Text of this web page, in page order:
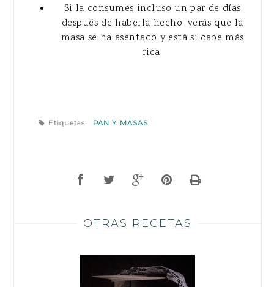
Si la consumes incluso un par de días
después de haberla hecho, verás que la
masa se ha asentado y está si cabe más
rica.
Etiquetas: PAN Y MASAS
OTRAS RECETAS